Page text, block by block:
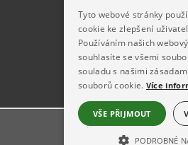
Tyto webové stránky
cookie ke zlepšení
Používáním našich
souhlasíte se všemi
souladu s našimi
souborů cookie. Více
VŠE PŘIJMOUT
PODROBNÉ